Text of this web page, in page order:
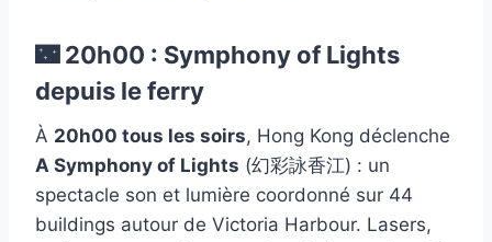
🌃 20h00 : Symphony of Lights
depuis le ferry
À 20h00 tous les soirs, Hong Kong déclenche
A Symphony of Lights (幻彩詠香江) : un
spectacle son et lumière coordonné sur 44
buildings autour de Victoria Harbour. Lasers,